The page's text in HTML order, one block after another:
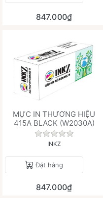
847.000₫
MỰC IN THƯƠNG HIỆU
415A BLACK (W2030A)
Chưa có đánh
INKZ
Đặt hàng
847.000₫